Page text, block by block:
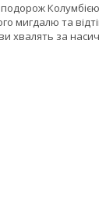
мигдалю та
хвалять за